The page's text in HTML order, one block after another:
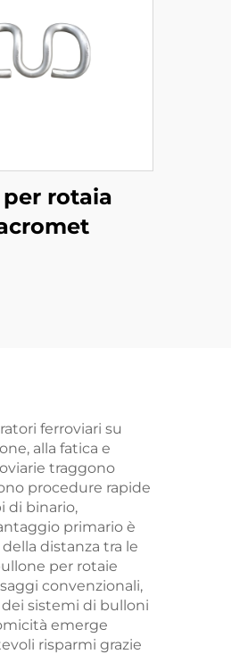
rotaia
ferroviari su
alla fatica e
traggono
procedure rapide
di binario,
primario è
distanza tra le
per rotaie
convenzionali,
sistemi di bulloni
emerge
risparmi grazie